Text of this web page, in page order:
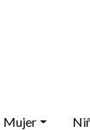
Mujer